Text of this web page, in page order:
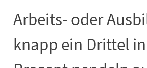
Arbeits- oder
knapp ein Drittel